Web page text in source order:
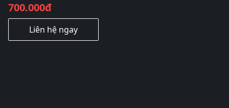
700.000đ
Liên hệ ngay